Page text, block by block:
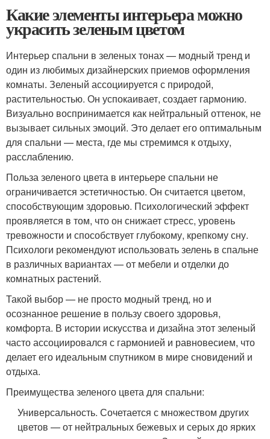
Какие элементы интерьера можно
украсить зеленым цветом
Интерьер спальни в зеленых тонах — модный тренд и
один из любимых дизайнерских приемов оформления
комнаты. Зеленый ассоциируется с природой,
растительностью. Он успокаивает, создает гармонию.
Визуально воспринимается как нейтральный оттенок, не
вызывает сильных эмоций. Это делает его оптимальным
для спальни — места, где мы стремимся к отдыху,
расслаблению.
Польза зеленого цвета в интерьере спальни не
ограничивается эстетичностью. Он считается цветом,
способствующим здоровью. Психологический эффект
проявляется в том, что он снижает стресс, уровень
тревожности и способствует глубокому, крепкому сну.
Психологи рекомендуют использовать зелень в спальне
в различных вариантах — от мебели и отделки до
комнатных растений.
Такой выбор — не просто модный тренд, но и
осознанное решение в пользу своего здоровья,
комфорта. В истории искусства и дизайна этот зеленый
часто ассоциировался с гармонией и равновесием, что
делает его идеальным спутником в мире сновидений и
отдыха.
Преимущества зеленого цвета для спальни:
Универсальность. Сочетается с множеством других
цветов — от нейтральных бежевых и серых до ярких